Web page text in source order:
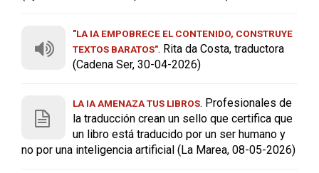
"LA IA EMPOBRECE EL CONTENIDO, CONSTRUYE
TEXTOS BARATOS". Rita da Costa, traductora
(Cadena Ser, 30-04-2026)
LA IA AMENAZA TUS LIBROS. Profesionales de
la traducción crean un sello que certifica que
un libro está traducido por un ser humano y
no por una inteligencia artificial (La Marea, 08-05-2026)